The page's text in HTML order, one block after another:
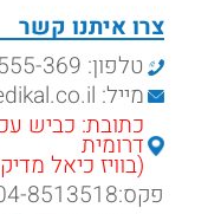
צרו איתנו קשר
טלפון: 1700-555-369
מייל: info@medikal.co.il
דרומית
(בוויז כיאל
פקס:04-8513518